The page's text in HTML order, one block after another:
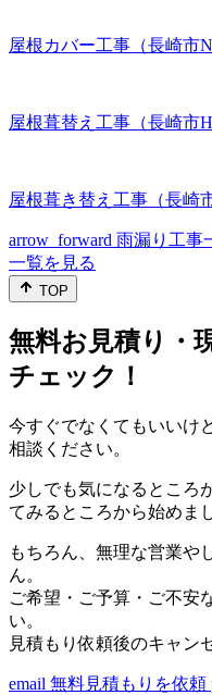
屋根カバー工事（長崎市N
屋根葺替え工事（長崎市H
屋根葺き替え工事（長崎
arrow_forward 雨漏り工事
一覧を見る
TOP
無料お見積り・
チェック！
今すぐでなくてもいいけ
相談ください。
少しでも気になるところ
てみるところから始めま
もちろん、無理な営業や
ん。
ご希望・ご予算・ご不安
い。
見積もり依頼後のキャン
email 無料見積もりを依頼